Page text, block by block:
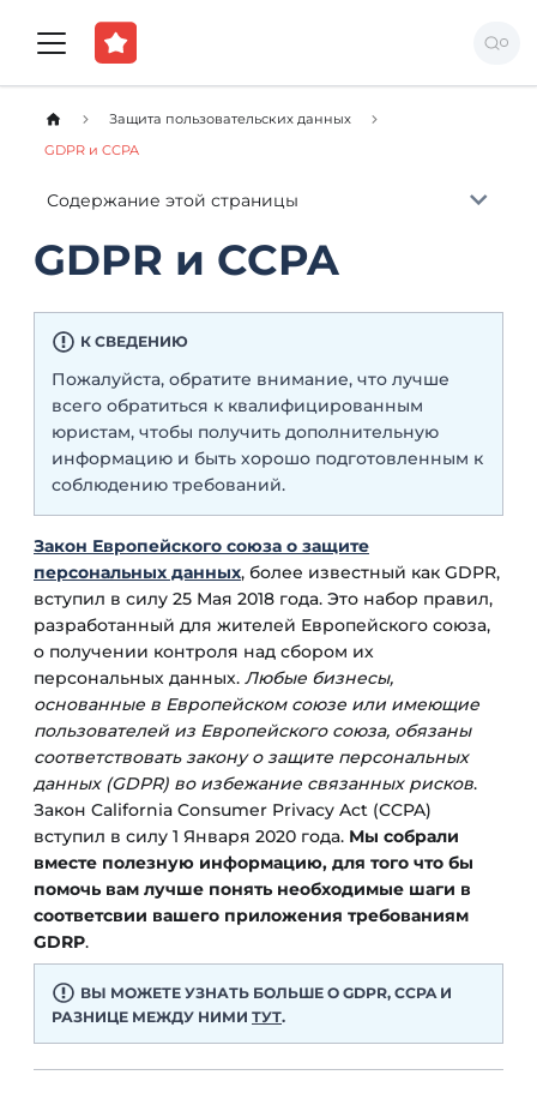
Защита пользовательских данных
GDPR и CCPA
Содержание этой страницы
GDPR и CCPA
К СВЕДЕНИЮ
Пожалуйста, обратите внимание, что лучше
всего обратиться к квалифицированным
юристам, чтобы получить дополнительную
информацию и быть хорошо подготовленным к
соблюдению требований.
Закон Европейского союза о защите
персональных данных, более известный как GDPR,
вступил в силу 25 Мая 2018 года. Это набор правил,
разработанный для жителей Европейского союза,
о получении контроля над сбором их
персональных данных. Любые бизнесы,
основанные в Европейском союзе или имеющие
пользователей из Европейского союза, обязаны
соответствовать закону о защите персональных
данных (GDPR) во избежание связанных рисков.
Закон California Consumer Privacy Act (CCPA)
вступил в силу 1 Января 2020 года. Мы собрали
вместе полезную информацию, для того что бы
помочь вам лучше понять необходимые шаги в
соответсвии вашего приложения требованиям
GDRP.
ВЫ МОЖЕТЕ УЗНАТЬ БОЛЬШЕ О GDPR, CCPA И
РАЗНИЦЕ МЕЖДУ НИМИ ТУТ.